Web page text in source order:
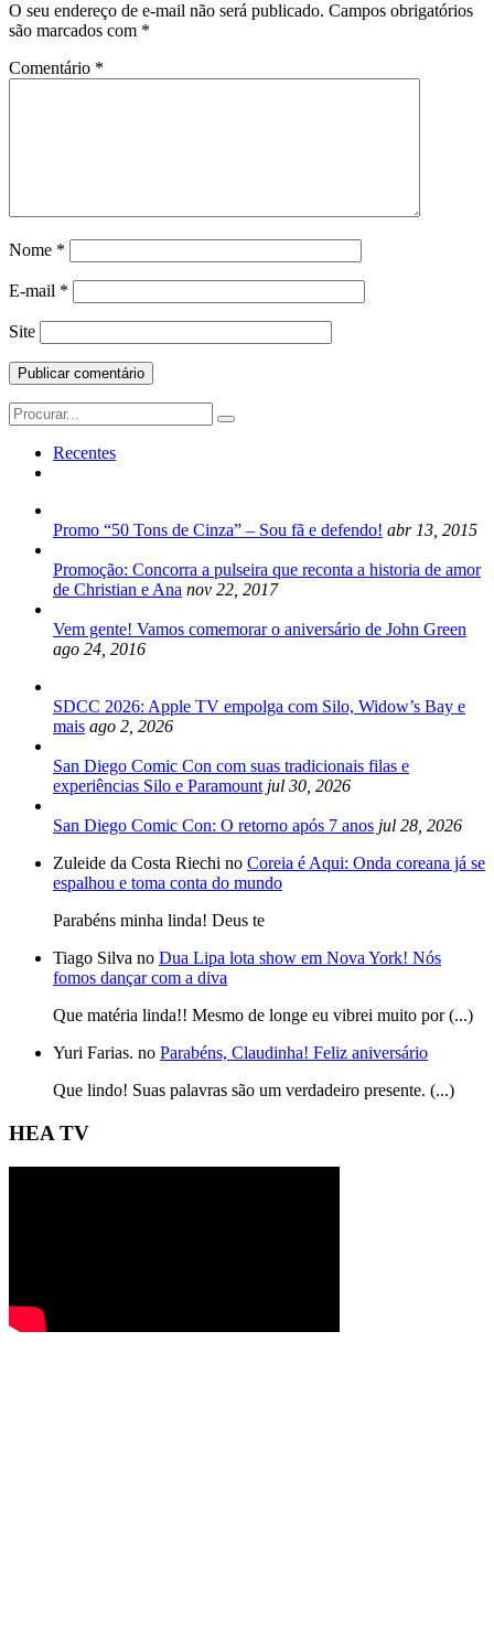
O seu endereço de e-mail não será publicado. Campos obrigatórios
são marcados com *
Comentário *
Nome *
E-mail *
Site
Search
for:
Recentes
Promo “50 Tons de Cinza” – Sou fã e defendo! abr 13, 2015
Promoção: Concorra a pulseira que reconta a historia de amor
de Christian e Ana nov 22, 2017
Vem gente! Vamos comemorar o aniversário de John Green
ago 24, 2016
SDCC 2026: Apple TV empolga com Silo, Widow’s Bay e
mais ago 2, 2026
San Diego Comic Con com suas tradicionais filas e
experiências Silo e Paramount jul 30, 2026
San Diego Comic Con: O retorno após 7 anos jul 28, 2026
Zuleide da Costa Riechi no Coreia é Aqui: Onda coreana já se
espalhou e toma conta do mundo
Parabéns minha linda! Deus te
Tiago Silva no Dua Lipa lota show em Nova York! Nós
fomos dançar com a diva
Que matéria linda!! Mesmo de longe eu vibrei muito por (...)
Yuri Farias. no Parabéns, Claudinha! Feliz aniversário
Que lindo! Suas palavras são um verdadeiro presente. (...)
HEA TV